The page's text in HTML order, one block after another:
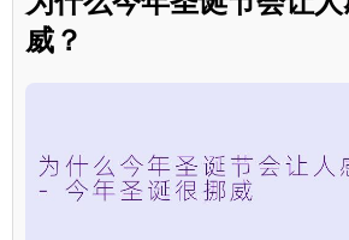
威？